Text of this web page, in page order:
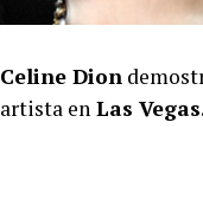
Celine Dion
artista en Las